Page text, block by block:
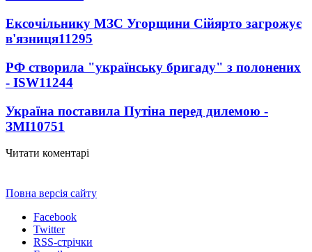
Ексочільнику МЗС Угорщини Сійярто загрожує
в'язниця11295
РФ створила "українську бригаду" з полонених
- ISW11244
Україна поставила Путіна перед дилемою -
ЗМІ10751
Читати коментарі
Повна версія сайту
Facebook
Twitter
RSS-стрічки